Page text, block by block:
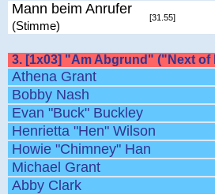
Mann beim Anrufer
(Stimme)
[31.55]
3. [1x03] "Am Abgrund" ("Next of
Athena Grant
Bobby Nash
Evan "Buck" Buckley
Henrietta "Hen" Wilson
Howie "Chimney" Han
Michael Grant
Abby Clark